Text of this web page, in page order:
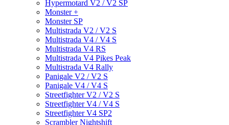
Hypermotard V2 / V2 SP
Monster +
Monster SP
Multistrada V2 / V2 S
Multistrada V4 / V4 S
Multistrada V4 RS
Multistrada V4 Pikes Peak
Multistrada V4 Rally
Panigale V2 / V2 S
Panigale V4 / V4 S
Streetfighter V2 / V2 S
Streetfighter V4 / V4 S
Streetfighter V4 SP2
Scrambler Nightshift